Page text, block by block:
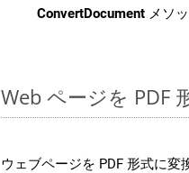
ConvertDocument メソ
Web ページを PDF
ウェブページを PDF 形式に変